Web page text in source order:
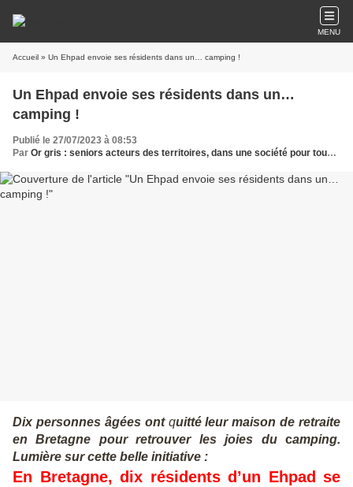
MENU
Accueil » Un Ehpad envoie ses résidents dans un… camping !
Un Ehpad envoie ses résidents dans un…
camping !
Publié le 27/07/2023 à 08:53
Par Or gris : seniors acteurs des territoires, dans une société pour tous les âges
Dix personnes âgées ontquitté leur maison de retraite
en Bretagne pour retrouver les joies du camping.
Lumière sur cette belle initiative :
En Bretagne, dix résidents d’un Ehpad se